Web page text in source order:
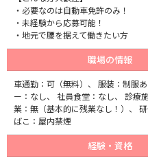
・必要なのは自動車免許のみ！
・未経験から応募可能！
・地元で腰を据えて働きたい方
職場の情報
車通勤：可（無料）、 服装：制服
ー：なし、 社員食堂：なし、 診療
業：無（基本的に残業なし！）、
ばこ：屋内禁煙
経験・資格